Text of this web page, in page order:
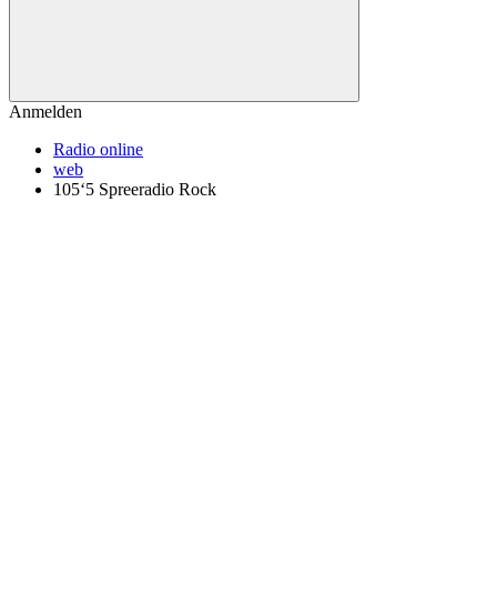
Anmelden
Radio online
web
105‘5 Spreeradio Rock